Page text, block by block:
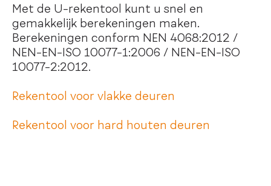
Met de U-rekentool kunt u snel en
gemakkelijk berekeningen maken.
Berekeningen conform NEN 4068:2012 /
NEN-EN-ISO 10077-1:2006 / NEN-EN-ISO
10077-2:2012.
Rekentool voor vlakke deuren
Rekentool voor hard houten deuren